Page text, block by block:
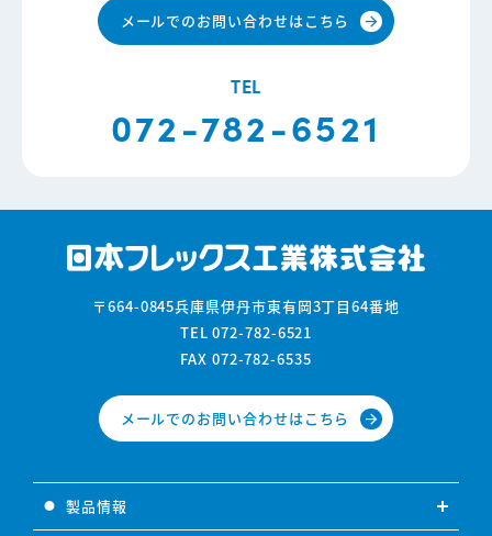
メールでのお問い合わせはこちら arrow_forward
TEL
072-782-6521
〒664-0845兵庫県伊丹市東有岡3丁目64番地
TEL 072-782-6521
FAX 072-782-6535
メールでのお問い合わせはこちら arrow_forward
製品情報